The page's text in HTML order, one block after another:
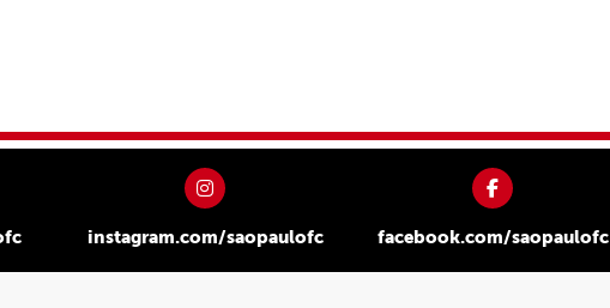
instagram.com/saopaulofc facebook.com/saopaulofc